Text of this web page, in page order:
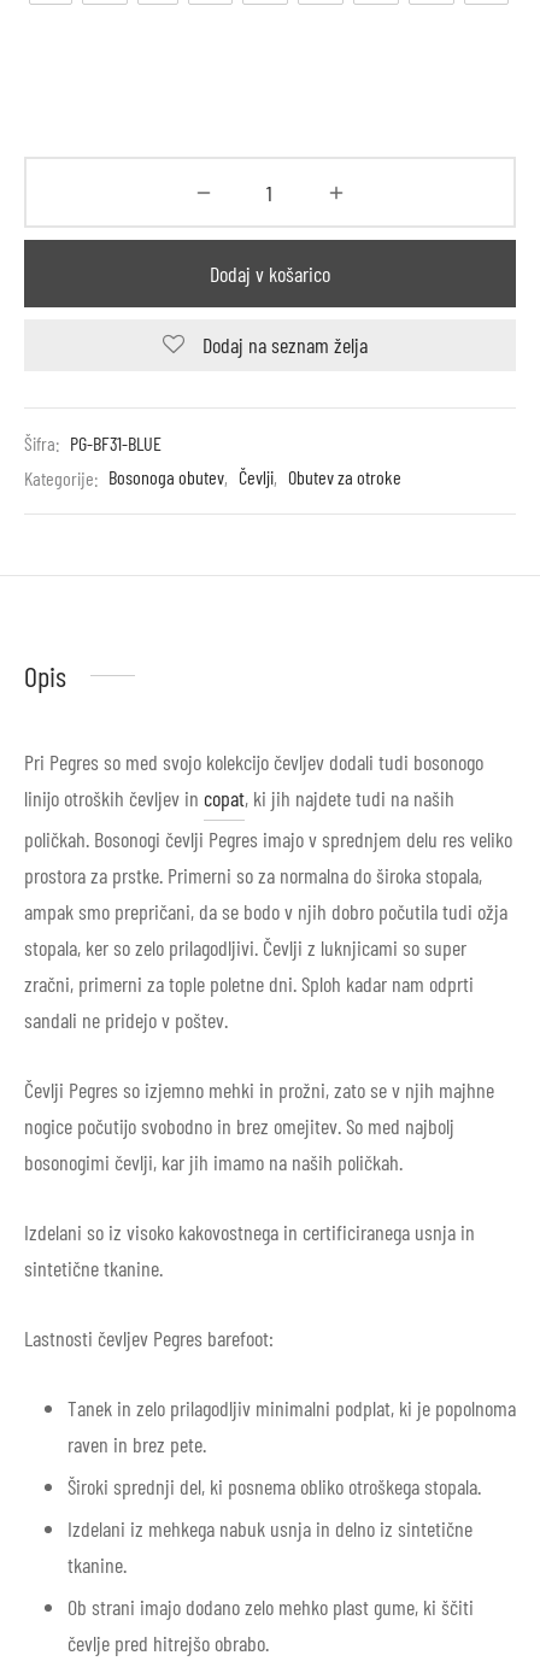
Dodaj v košarico
Dodaj na seznam želja
Šifra: PG-BF31-BLUE
Kategorije: Bosonoga obutev, Čevlji, Obutev za otroke
Opis
Pri Pegres so med svojo kolekcijo čevljev dodali tudi bosonogo
linijo otroških čevljev in copat, ki jih najdete tudi na naših
poličkah. Bosonogi čevlji Pegres imajo v sprednjem delu res veliko
prostora za prstke. Primerni so za normalna do široka stopala,
ampak smo prepričani, da se bodo v njih dobro počutila tudi ožja
stopala, ker so zelo prilagodljivi. Čevlji z luknjicami so super
zračni, primerni za tople poletne dni. Sploh kadar nam odprti
sandali ne pridejo v poštev.
Čevlji Pegres so izjemno mehki in prožni, zato se v njih majhne
nogice počutijo svobodno in brez omejitev. So med najbolj
bosonogimi čevlji, kar jih imamo na naših poličkah.
Izdelani so iz visoko kakovostnega in certificiranega usnja in
sintetične tkanine.
Lastnosti čevljev Pegres barefoot:
Tanek in zelo prilagodljiv minimalni podplat, ki je popolnoma
raven in brez pete.
Široki sprednji del, ki posnema obliko otroškega stopala.
Izdelani iz mehkega nabuk usnja in delno iz sintetične
tkanine.
Ob strani imajo dodano zelo mehko plast gume, ki ščiti
čevlje pred hitrejšo obrabo.